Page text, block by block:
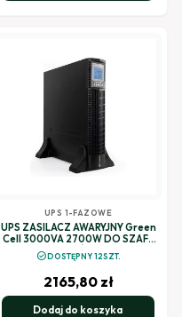
UPS 1-FAZOWE
UPS ZASILACZ AWARYJNY Green
Cell 3000VA 2700W DO SZAFY
RACK RTII Z WYŚWIETLACZEM
LCD UPS15
check_circleDOSTĘPNY 12SZT.
2165,80 zł
Dodaj do koszyka